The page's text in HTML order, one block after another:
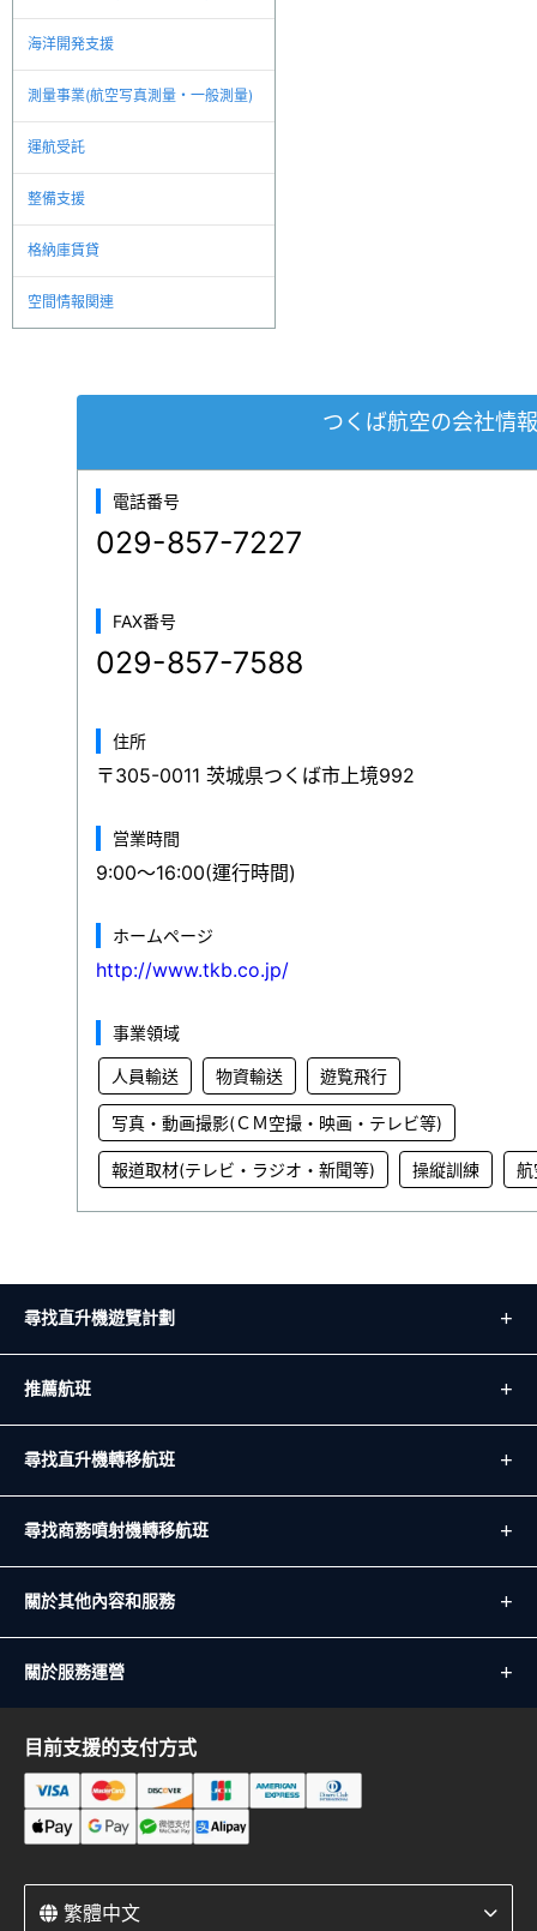
海洋開発支援
測量事業(航空写真測量・一般測量)
運航受託
整備支援
格納庫賃貸
空間情報関連
つくば航空の会社情報
電話番号
029-857-7227
FAX番号
029-857-7588
住所
〒305-0011 茨城県つくば市上境992
営業時間
9:00～16:00(運行時間)
ホームページ
http://www.tkb.co.jp/
事業領域
人員輸送 物資輸送 遊覧飛行
写真・動画撮影(ＣＭ空撮・映画・テレビ等)
報道取材(テレビ・ラジオ・新聞等) 操縦訓練 航
尋找直升機遊覽計劃
推薦航班
尋找直升機轉移航班
尋找商務噴射機轉移航班
關於其他內容和服務
關於服務運營
目前支援的支付方式
繁體中文